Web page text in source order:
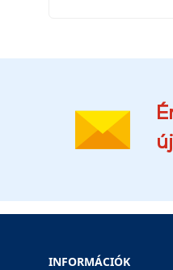
INFORMÁCIÓK